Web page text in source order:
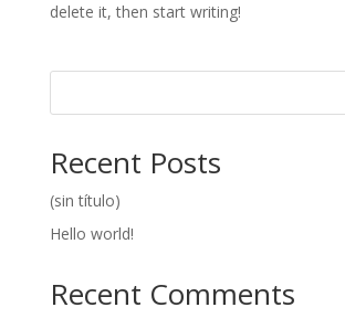
delete it, then start writing!
Recent Posts
(sin título)
Hello world!
Recent Comments